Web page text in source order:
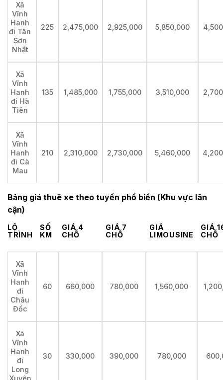
Xã
Vĩnh
Hanh
đi Tân
Sơn
Nhất
225 2,475,000 2,925,000 5,850,000
Xã
Vĩnh
Hanh
đi Hà
Tiên
135 1,485,000 1,755,000 3,510,000
Xã
Vĩnh
Hanh
đi Cà
Mau
210 2,310,000 2,730,000 5,460,000
Bảng giá thuê xe theo tuyến phổ biến (Khu vực lân
cận)
LỘ
TRÌNH
SỐ
KM
GIÁ 4
CHỖ
GIÁ 7
CHỖ
GIÁ
LIMOUSINE
GIÁ
CHỖ
Xã
Vĩnh
Hanh
đi
Châu
Đốc
60 660,000 780,000 1,560,000
Xã
Vĩnh
Hanh
đi
Long
30 330,000 390,000 780,000